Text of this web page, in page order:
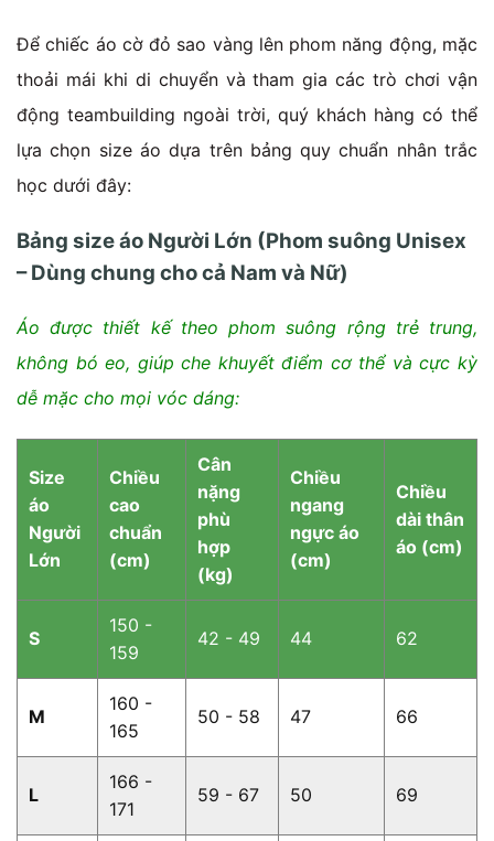
Để chiếc áo cờ đỏ sao vàng lên phom năng động, mặc
thoải mái khi di chuyển và tham gia các trò chơi vận
động teambuilding ngoài trời, quý khách hàng có thể
lựa chọn size áo dựa trên bảng quy chuẩn nhân trắc
học dưới đây:
Bảng size áo Người Lớn (Phom suông Unisex
– Dùng chung cho cả Nam và Nữ)
Áo được thiết kế theo phom suông rộng trẻ trung,
không bó eo, giúp che khuyết điểm cơ thể và cực kỳ
dễ mặc cho mọi vóc dáng:
Size
áo
Người
Lớn
Chiều
cao
chuẩn
(cm)
Cân
nặng
phù
hợp
(kg)
Chiều
ngang
ngực áo
(cm)
Chiều
dài thân
áo (cm)
S
150 -
159
42 - 49 44 62
M
160 -
165
50 - 58 47 66
L
166 -
171
59 - 67 50 69